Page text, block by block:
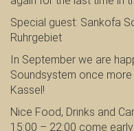
Special guest: Sankofa
Ruhrgebiet
In September we are
Soundsystem once
Kassel!
Nice Food, Drinks and
15:00 – 22:00 come